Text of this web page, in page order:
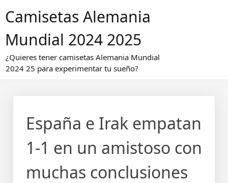
alCamisetas Alemania
Mundial 2024 2025
¿Quieres tener camisetas Alemania Mundial
2024 25 para experimentar tu sueño?
España e Irak empatan
1-1 en un amistoso con
muchas conclusiones